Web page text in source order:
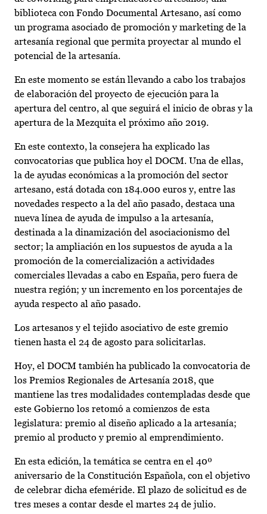
biblioteca con Fondo Documental Artesano, así como
un programa asociado de promoción y marketing de la
artesanía regional que permita proyectar al mundo el
potencial de la artesanía.
En este momento se están llevando a cabo los trabajos
de elaboración del proyecto de ejecución para la
apertura del centro, al que seguirá el inicio de obras y la
apertura de la Mezquita el próximo año 2019.
En este contexto, la consejera ha explicado las
convocatorias que publica hoy el DOCM. Una de ellas,
la de ayudas económicas a la promoción del sector
artesano, está dotada con 184.000 euros y, entre las
novedades respecto a la del año pasado, destaca una
nueva línea de ayuda de impulso a la artesanía,
destinada a la dinamización del asociacionismo del
sector; la ampliación en los supuestos de ayuda a la
promoción de la comercialización a actividades
comerciales llevadas a cabo en España, pero fuera de
nuestra región; y un incremento en los porcentajes de
ayuda respecto al año pasado.
Los artesanos y el tejido asociativo de este gremio
tienen hasta el 24 de agosto para solicitarlas.
Hoy, el DOCM también ha publicado la convocatoria de
los Premios Regionales de Artesanía 2018, que
mantiene las tres modalidades contempladas desde que
este Gobierno los retomó a comienzos de esta
legislatura: premio al diseño aplicado a la artesanía;
premio al producto y premio al emprendimiento.
En esta edición, la temática se centra en el 40º
aniversario de la Constitución Española, con el objetivo
de celebrar dicha efeméride. El plazo de solicitud es de
tres meses a contar desde el martes 24 de julio.